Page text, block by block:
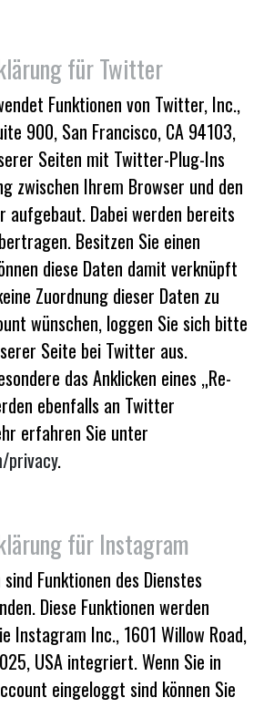
für Twitter
Funktionen von Twitter, Inc.,
900, San Francisco, CA 94103,
Seiten mit Twitter-Plug-Ins
zwischen Ihrem Browser und den
aufgebaut. Dabei werden bereits
Besitzen Sie einen
diese Daten damit verknüpft
Zuordnung dieser Daten zu
wünschen, loggen Sie sich bitte
Seite bei Twitter aus.
das Anklicken eines „Re-
ebenfalls an Twitter
erfahren Sie unter
.
für Instagram
Funktionen des Dienstes
Diese Funktionen werden
Instagram Inc., 1601 Willow Road,
USA integriert. Wenn Sie in
eingeloggt sind können Sie